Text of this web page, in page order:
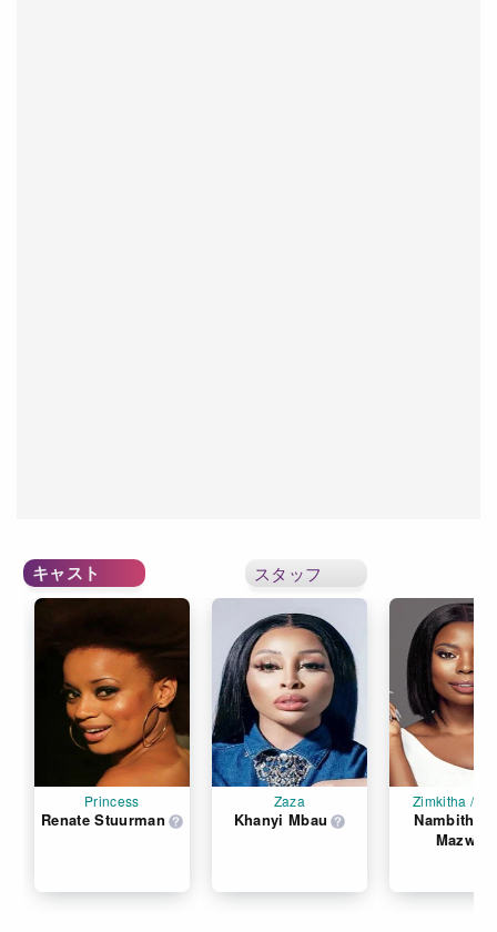
スタッフ
キャスト
Princess
Renate Stuurman
Zaza
Khanyi Mbau
Zimkitha /
Nambitha
Mazwi